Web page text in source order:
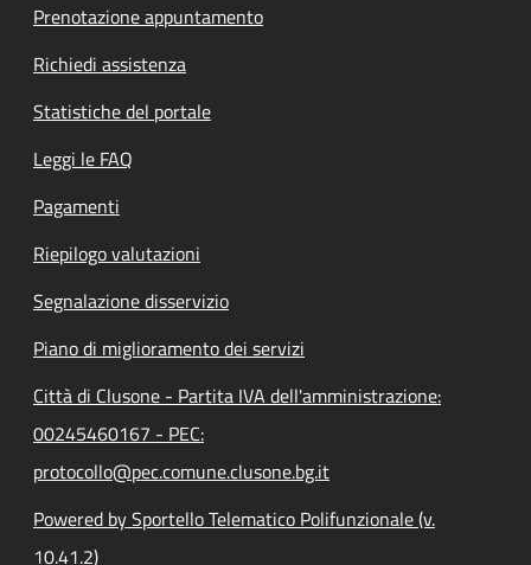
Prenotazione appuntamento
Richiedi assistenza
Statistiche del portale
Leggi le FAQ
Pagamenti
Riepilogo valutazioni
Segnalazione disservizio
Piano di miglioramento dei servizi
Città di Clusone - Partita IVA dell'amministrazione:
00245460167 - PEC:
protocollo@pec.comune.clusone.bg.it
Powered by Sportello Telematico Polifunzionale (v.
10.41.2)